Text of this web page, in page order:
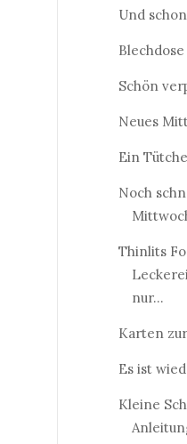
Und
Schön
Neues
Ein
Noch
Thinlits
nur...
Karten
Es ist
Kleine